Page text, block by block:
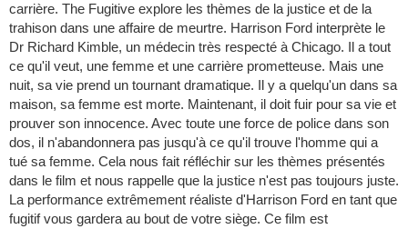
carrière. The Fugitive explore les thèmes de la justice et de la
trahison dans une affaire de meurtre. Harrison Ford interprète le
Dr Richard Kimble, un médecin très respecté à Chicago. Il a tout
ce qu'il veut, une femme et une carrière prometteuse. Mais une
nuit, sa vie prend un tournant dramatique. Il y a quelqu'un dans sa
maison, sa femme est morte. Maintenant, il doit fuir pour sa vie et
prouver son innocence. Avec toute une force de police dans son
dos, il n'abandonnera pas jusqu'à ce qu'il trouve l'homme qui a
tué sa femme. Cela nous fait réfléchir sur les thèmes présentés
dans le film et nous rappelle que la justice n'est pas toujours juste.
La performance extrêmement réaliste d'Harrison Ford en tant que
fugitif vous gardera au bout de votre siège. Ce film est